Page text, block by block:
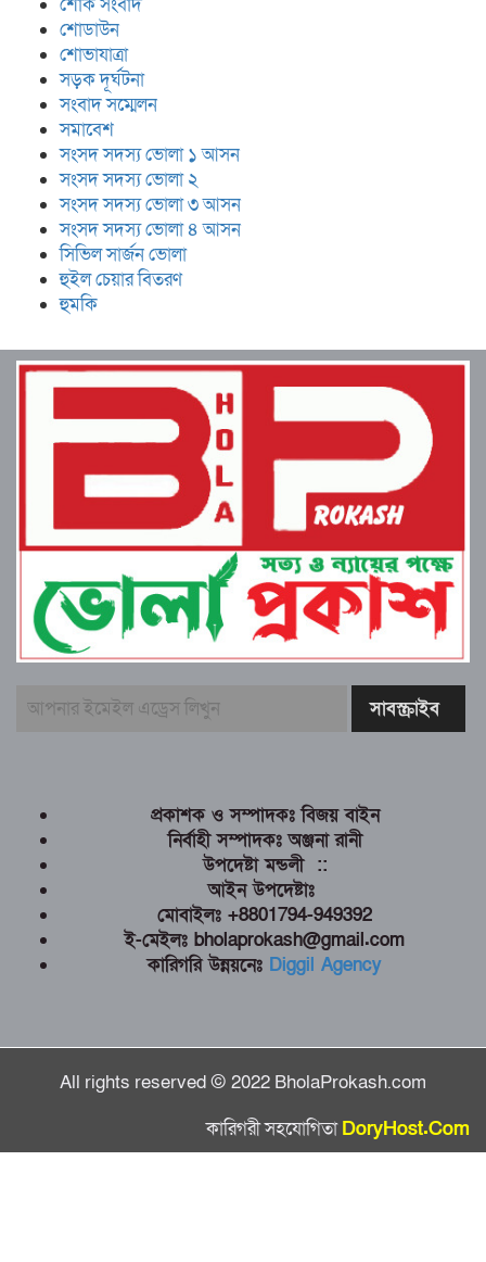
শোক সংবাদ
শোডাউন
শোভাযাত্রা
সড়ক দূর্ঘটনা
সংবাদ সম্মেলন
সমাবেশ
সংসদ সদস্য ভোলা ১ আসন
সংসদ সদস্য ভোলা ২
সংসদ সদস্য ভোলা ৩ আসন
সংসদ সদস্য ভোলা ৪ আসন
সিভিল সার্জন ভোলা
হুইল চেয়ার বিতরণ
হুমকি
প্রকাশক ও সম্পাদকঃ বিজয় বাইন
নির্বাহী সম্পাদকঃ অঞ্জনা রানী
উপদেষ্টা মন্ডলী ::
আইন উপদেষ্টাঃ
মোবাইলঃ +8801794-949392
ই-মেইলঃ bholaprokash@gmail.com
কারিগরি উন্নয়নেঃ Diggil Agency
All rights reserved © 2022 BholaProkash.com
কারিগরী সহযোগিতাDoryHost.Com